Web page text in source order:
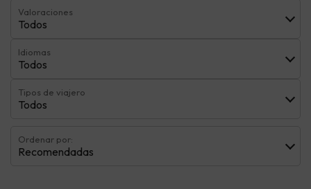
Valoraciones
Todos
Idiomas
Todos
Tipos de viajero
Todos
Ordenar por:
Recomendadas